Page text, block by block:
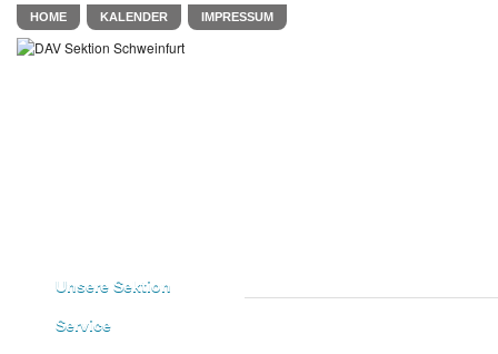
HOME KALENDER IMPRESSUM
Unsere Sektion
Service